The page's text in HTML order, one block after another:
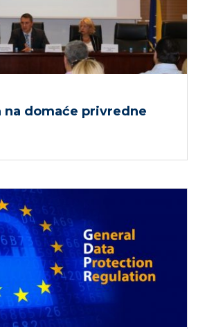
na domaće privredne